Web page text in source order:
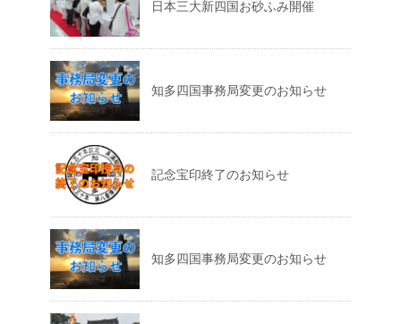
日本三大新四国お砂ふみ開催
知多四国事務局変更のお知らせ
記念宝印終了のお知らせ
知多四国事務局変更のお知らせ